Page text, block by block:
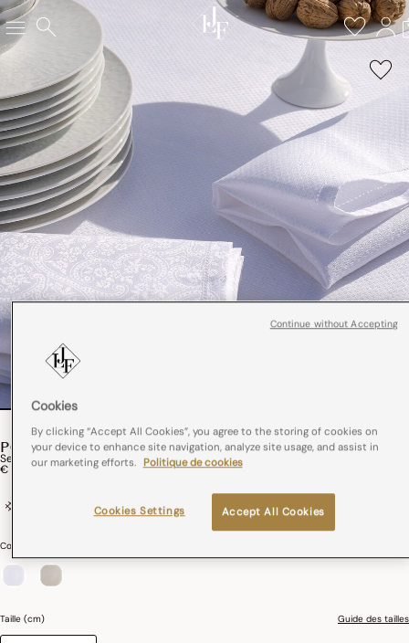
PORTOFINO
Serviette De Table Portofino Lin
€ 24,00
France Repassage facile
Couleurs :
Taille (cm) Guide des tailles
Cookies
By clicking “Accept All Cookies”, you agree to the storing of cookies on
your device to enhance site navigation, analyze site usage, and assist in
our marketing efforts. Politique de cookies
Accept All Cookies
Cookies Settings
Continue without Accepting